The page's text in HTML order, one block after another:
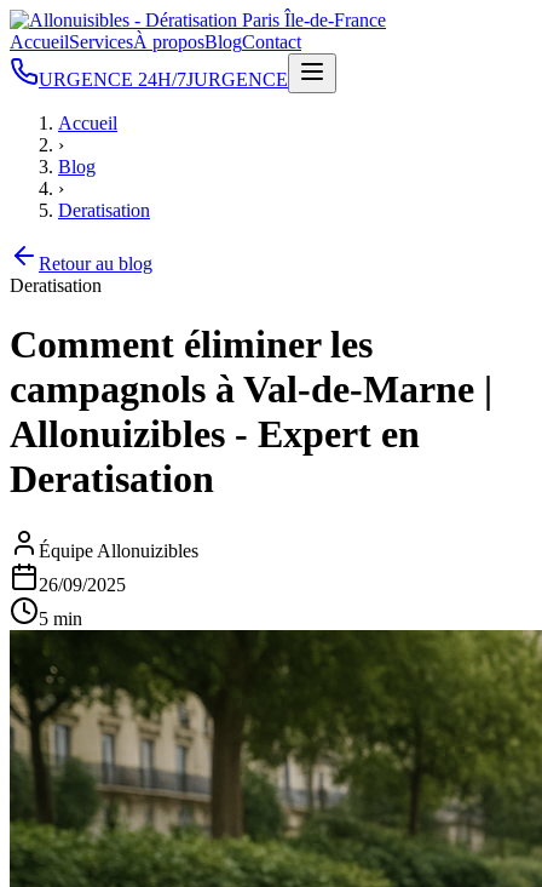
AccueilServicesÀ proposBlogContact
URGENCE 24H/7JURGENCE
Accueil
›
Blog
›
Deratisation
Retour au blog
Deratisation
Comment éliminer les
campagnols à Val-de-Marne |
Allonuizibles - Expert en
Deratisation
Équipe Allonuizibles
26/09/2025
5 min